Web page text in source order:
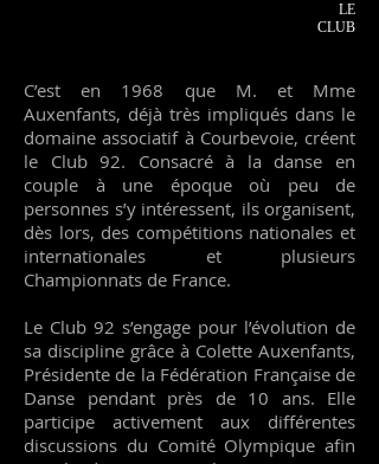
LE
CLUB
C’est en 1968 que M. et Mme
Auxenfants, déjà très impliqués dans le
domaine associatif à Courbevoie, créent
le Club 92. Consacré à la danse en
couple à une époque où peu de
personnes s’y intéressent, ils organisent,
dès lors, des compétitions nationales et
internationales et plusieurs
Championnats de France.
Le Club 92 s’engage pour l’évolution de
sa discipline grâce à Colette Auxenfants,
Présidente de la Fédération Française de
Danse pendant près de 10 ans. Elle
participe activement aux différentes
discussions du Comité Olympique afin